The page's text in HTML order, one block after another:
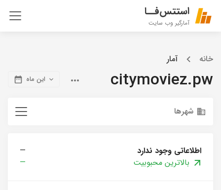
استتس‌فــا
آمارگیر وب سایت
خانه آمار
citymoviez.pw این ماه
شهرها
اطلاعاتی وجود ندارد
—
بالاترین محبوبیت
—